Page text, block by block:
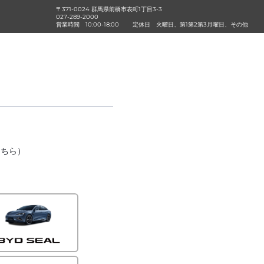
〒371-0024 群馬県前橋市表町1丁目3-3
027-289-2000
営業時間
10:00-18:00 定休日 火曜日、第1第2第3月曜日、その他
ら）